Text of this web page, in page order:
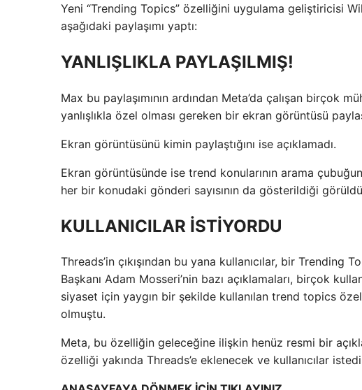
Yeni “Trending Topics” özelliğini uygulama geliştiricisi
aşağıdaki paylaşımı yaptı:
YANLIŞLIKLA PAYLAŞILMIŞ!
Max bu paylaşımının ardından Meta’da çalışan birçok
yanlışlıkla özel olması gereken bir ekran görüntüsü
Ekran görüntüsünü kimin paylaştığını ise açıklamadı.
Ekran görüntüsünde ise trend konularının arama
her bir konudaki gönderi sayısının da gösterildiği
KULLANICILAR İSTİYORDU
Threads’in çıkışından bu yana kullanıcılar, bir
Başkanı Adam Mosseri’nin bazı açıklamaları, birçok
siyaset için yaygın bir şekilde kullanılan trend topics
olmuştu.
Meta, bu özelliğin geleceğine ilişkin henüz resmi bir
özelliği yakında Threads’e eklenecek ve kullanıcılar